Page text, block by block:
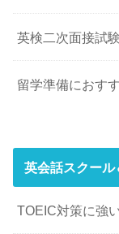
英検二次面接試
留学準備におす
英会話スクール
TOEIC対策に強